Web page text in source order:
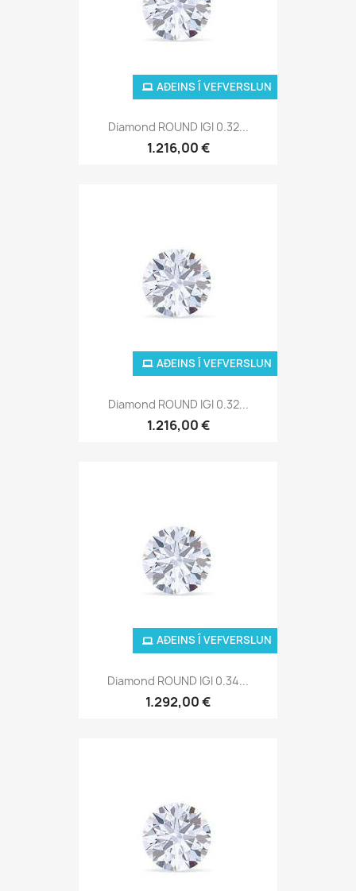
Diamond ROUND IGI 0.32...
1.216,00 €
AÐEINS Í VEFVERSLUN
Diamond ROUND IGI 0.32...
1.216,00 €
AÐEINS Í VEFVERSLUN
Diamond ROUND IGI 0.34...
1.292,00 €
AÐEINS Í VEFVERSLUN